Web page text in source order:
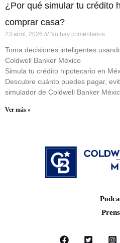
¿Por qué simular tu crédito
comprar casa?
23 abril, 2026 No hay comentarios
Toma decisiones inteligentes
Coldwell Banker México
Simula tu crédito hipotecario en
Descubre cuánto puedes pagar,
simulador de Coldwell Banker
Ver más »